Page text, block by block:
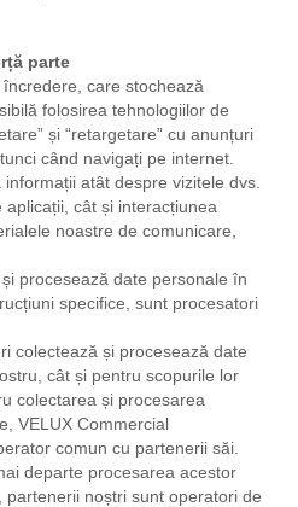
parte
care stochează
folosirea tehnologiilor de
și “retargetare” cu anunțuri
când navigați pe internet.
atât despre vizitele dvs.
cât și interacțiunea
noastre de comunicare,
procesează date personale în
specifice, sunt procesatori
colectează și procesează date
cât și pentru scopurile lor
colectarea și procesarea
VELUX Commercial
comun cu partenerii săi.
departe procesarea acestor
noștri sunt operatori de